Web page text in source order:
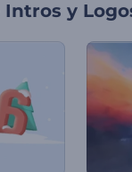
Intros y